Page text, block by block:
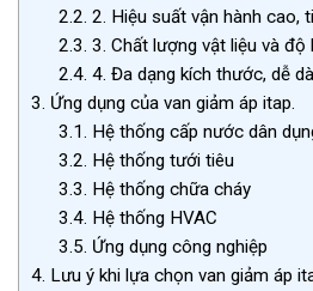
2.2. 2. Hiệu suất vận hành cao,
2.3. 3. Chất lượng vật liệu và
2.4. 4. Đa dạng kích thước, dễ
3. Ứng dụng của van giảm áp itap.
3.1. Hệ thống cấp nước dân
3.2. Hệ thống tưới tiêu
3.3. Hệ thống chữa cháy
3.4. Hệ thống HVAC
3.5. Ứng dụng công nghiệp
4. Lưu ý khi lựa chọn van giảm áp